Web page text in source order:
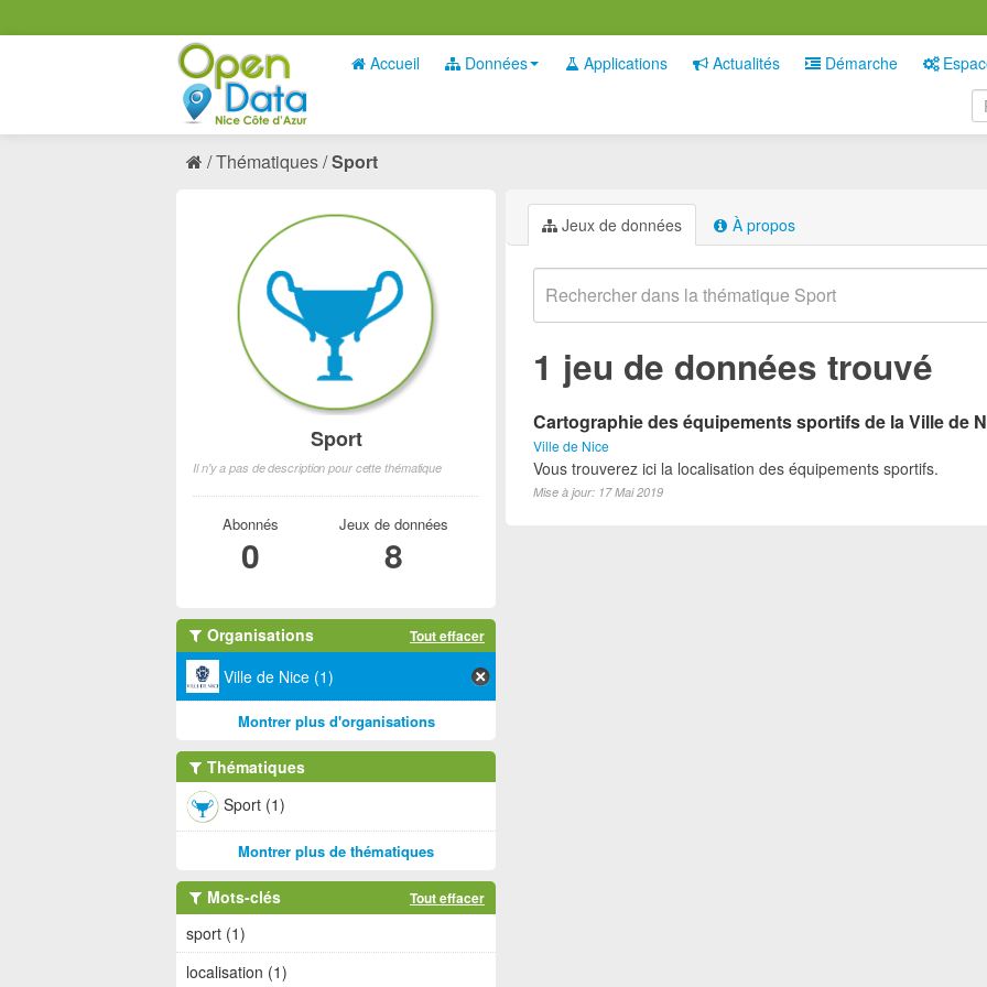
Accueil Données Applications Actualités Démarche
Thématiques Sport
Jeux de données À propos
1 jeu de données trouvé
Cartographie des équipements sportifs de la Ville de
Ville de Nice
Vous trouverez ici la localisation des équipements sportifs.
Mise à jour: 17 Mai 2019
Sport
Il n'y a pas de description pour cette thématique
Abonnés
0
Jeux de données
8
Organisations Tout effacer
Ville de Nice (1)
Montrer plus d'organisations
Thématiques
Sport (1)
Montrer plus de thématiques
Mots-clés Tout effacer
sport (1)
localisation (1)